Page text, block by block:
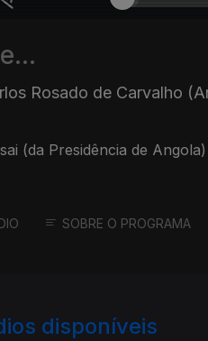
Rosado de Carvalho
(da Presidência de
SOBRE O PROGRAMA
disponíveis